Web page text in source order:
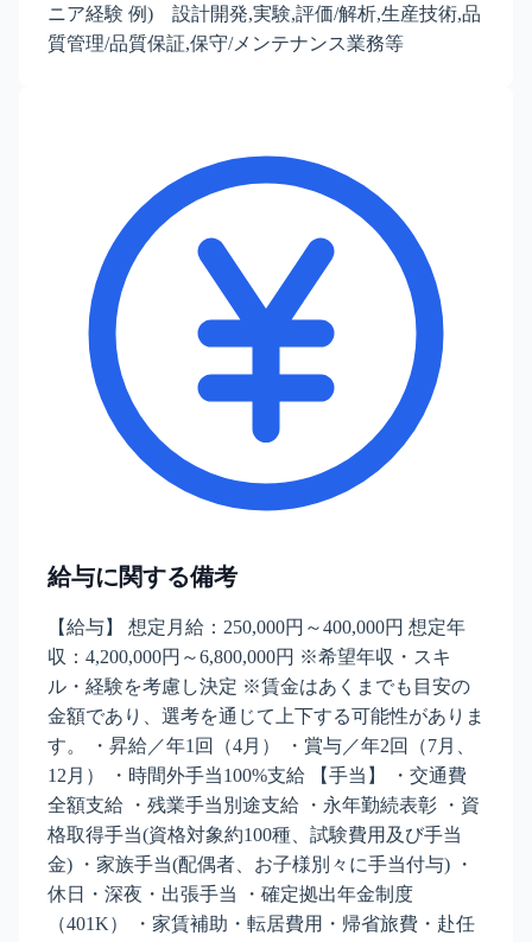
ニア経験 例) 設計開発,実験,評価/解析,生産技術,品
質管理/品質保証,保守/メンテナンス業務等
給与に関する備考
【給与】 想定月給：250,000円～400,000円 想定年
収：4,200,000円～6,800,000円 ※希望年収・スキ
ル・経験を考慮し決定 ※賃金はあくまでも目安の
金額であり、選考を通じて上下する可能性がありま
す。 ・昇給／年1回（4月） ・賞与／年2回（7月、
12月） ・時間外手当100%支給 【手当】 ・交通費
全額支給 ・残業手当別途支給 ・永年勤続表彰 ・資
格取得手当(資格対象約100種、試験費用及び手当
金) ・家族手当(配偶者、お子様別々に手当付与) ・
休日・深夜・出張手当 ・確定拠出年金制度
（401K） ・家賃補助・転居費用・帰省旅費・赴任